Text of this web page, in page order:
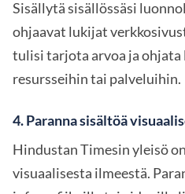
Sisällytä sisällössäsi
ohjaavat lukijat
tulisi tarjota arvoa ja
resursseihin tai palveluihin.
4. Paranna sisältöä
Hindustan Timesin yleisö
visuaalisesta ilmeestä.